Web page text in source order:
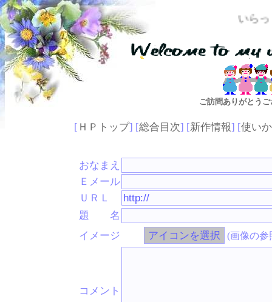
いらっしゃいま
ご訪問ありがとう
[ ＨＰトップ] [総合目次] [新作情報] [使い
おなまえ
Ｅメール
ＵＲＬ
題 名
イメージ
(画像の参
コメント